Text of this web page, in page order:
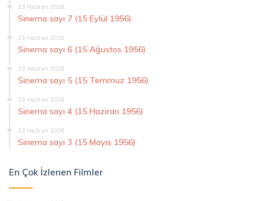
23 Haziran 2026
Sinema sayı 7 (15 Eylül 1956)
23 Haziran 2026
Sinema sayı 6 (15 Ağustos 1956)
23 Haziran 2026
Sinema sayı 5 (15 Temmuz 1956)
23 Haziran 2026
Sinema sayı 4 (15 Haziran 1956)
23 Haziran 2026
Sinema sayı 3 (15 Mayıs 1956)
En Çok İzlenen Filmler